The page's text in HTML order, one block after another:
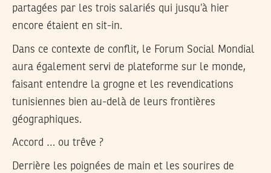
partagées par les trois salariés qui jusqu’à hier
encore étaient en sit-in.
Dans ce contexte de conflit, le Forum Social Mondial
aura également servi de plateforme sur le monde,
faisant entendre la grogne et les revendications
tunisiennes bien au-delà de leurs frontières
géographiques.
Accord … ou trêve ?
Derrière les poignées de main et les sourires de